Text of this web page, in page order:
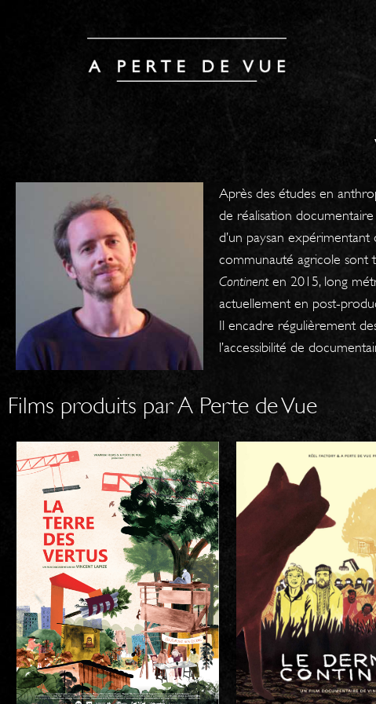
Après des études en
de réalisation
d’un paysan
communauté agricole sont
Continenten 2015, long
actuellement en post-
Il encadre régulièrement
l’accessibilité de
Films produits par A Perte de Vue
LA TERRE DES
VERTUS /
Vincent LAPIZE
LE
Vincent